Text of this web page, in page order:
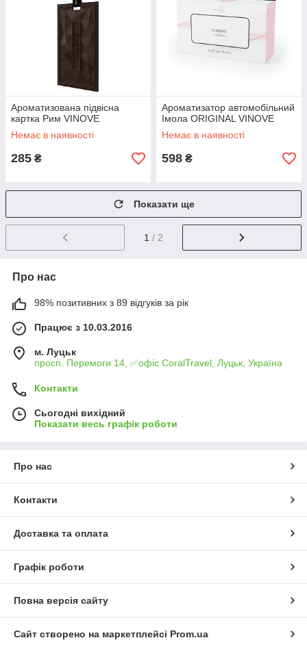
Ароматизована підвісна
картка Рим VINOVE
Немає в наявності
285 ₴
Ароматизатор автомобільний
Імола ORIGINAL VINOVE
Немає в наявності
598 ₴
Показати ще
1 / 2
Про нас
98% позитивних з 89 відгуків за рік
Працює з 10.03.2016
м. Луцьк
просп. Перемоги 14, ✅офіс CoralTravel, Луцьк, Україна
Контакти
Сьогодні вихідний
Показати весь графік роботи
Про нас
Контакти
Доставка та оплата
Графік роботи
Повна версія сайту
Сайт створено на маркетплейсі Prom.ua